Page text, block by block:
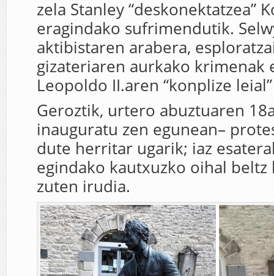
zela Stanley “deskonektatzea”
eragindako sufrimendutik.
aktibistaren arabera,
gizateriaren aurkako krimenak
Leopoldo II.aren “konplize
Geroztik, urtero abuztuaren
inauguratu zen egunean–
dute herritar ugarik; iaz
egindako kautxuzko oihal beltz
zuten irudia.